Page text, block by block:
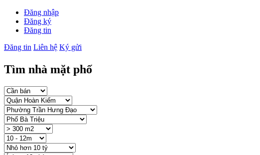
Đăng nhập
Đăng ký
Đăng tin
Đăng tin Liên hệ Ký gửi
Tìm nhà mặt phố